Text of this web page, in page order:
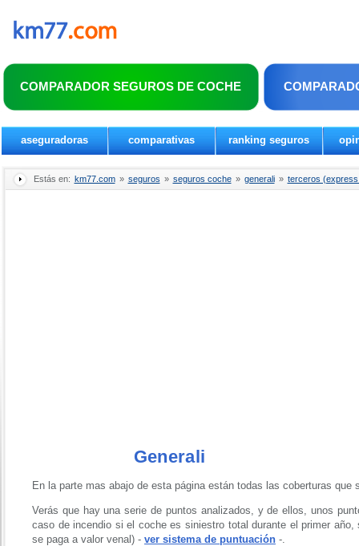
COMPARADOR SEGUROS DE COCHE
aseguradoras comparativas ranking seguros
Estás en: km77.com » seguros » seguros coche » generali » terceros
Generali
En la parte mas abajo de esta página están todas las coberturas
Verás que hay una serie de puntos analizados, y de ellos, unos
caso de incendio si el coche es siniestro total durante el primer
se paga a valor venal) - ver sistema de puntuación -.